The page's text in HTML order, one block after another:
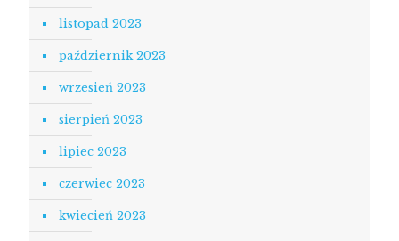
listopad 2023
październik 2023
wrzesień 2023
sierpień 2023
lipiec 2023
czerwiec 2023
kwiecień 2023